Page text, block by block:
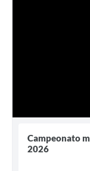
Campeonato
2026